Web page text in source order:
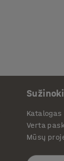
Katalogas
Verta
Mūsų